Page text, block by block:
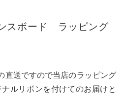
スボード ラッピング
直送ですので当店のラッピング
ルリボンを付けてのお届けと